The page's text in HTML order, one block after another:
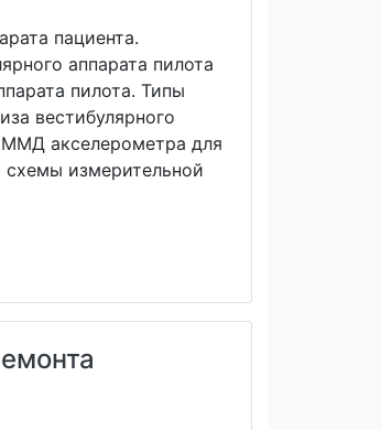
пациента.
аппарата пилота
пилота. Типы
вестибулярного
ММД акселерометра для
схемы измерительной